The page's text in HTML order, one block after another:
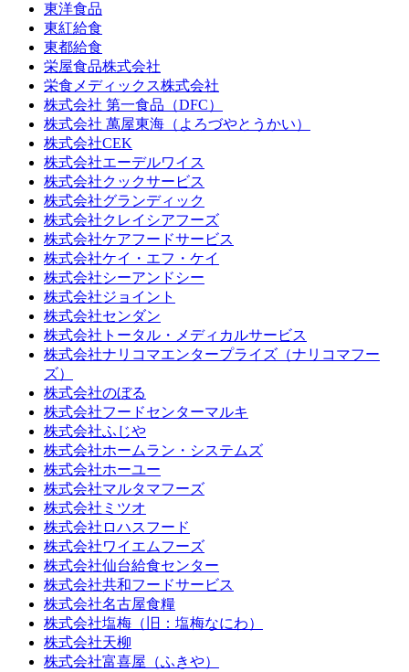
東洋食品
東紅給食
東都給食
栄屋食品株式会社
栄食メディックス株式会社
株式会社 第一食品（DFC）
株式会社 萬屋東海（よろづやとうかい）
株式会社CEK
株式会社エーデルワイス
株式会社クックサービス
株式会社グランディック
株式会社クレイシアフーズ
株式会社ケアフードサービス
株式会社ケイ・エフ・ケイ
株式会社シーアンドシー
株式会社ジョイント
株式会社センダン
株式会社トータル・メディカルサービス
株式会社ナリコマエンタープライズ（ナリコマフー
ズ）
株式会社のぼる
株式会社フードセンターマルキ
株式会社ふじや
株式会社ホームラン・システムズ
株式会社ホーユー
株式会社マルタマフーズ
株式会社ミツオ
株式会社ロハスフード
株式会社ワイエムフーズ
株式会社仙台給食センター
株式会社共和フードサービス
株式会社名古屋食糧
株式会社塩梅（旧：塩梅なにわ）
株式会社天柳
株式会社富喜屋（ふきや）